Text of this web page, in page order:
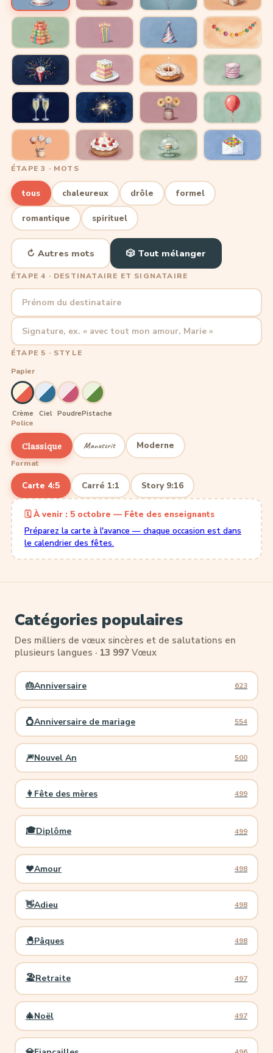
ÉTAPE 3 · MOTS
tous chaleureux drôle formel
romantique spirituel
↻ Autres mots 🎲 Tout mélanger
ÉTAPE 4 · DESTINATAIRE ET SIGNATAIRE
Prénom du destinataire
Signature, ex. « avec tout mon amour, Marie »
ÉTAPE 5 · STYLE
Papier
Crème Ciel PoudrePistache
Police
Classique Manuscrit Moderne
Format
Carte 4:5 Carré 1:1 Story 9:16
🗓 À venir : 5 octobre — Fête des enseignants
Préparez la carte à l'avance — chaque occasion est dans
le calendrier des fêtes.
Catégories populaires
Des milliers de vœux sincères et de salutations en
plusieurs langues · 13 997 Vœux
🎂Anniversaire 623
💍Anniversaire de mariage 554
🎆Nouvel An 500
👩 Fête des mères 499
🎓Diplôme 499
❤️Amour 498
👋Adieu 498
🐣Pâques 498
🏖️Retraite 497
🎄Noël 497